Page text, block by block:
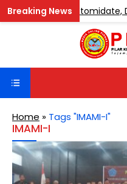
Etomidate,
Home » Tags "IMAMI-I"
IMAMI-I